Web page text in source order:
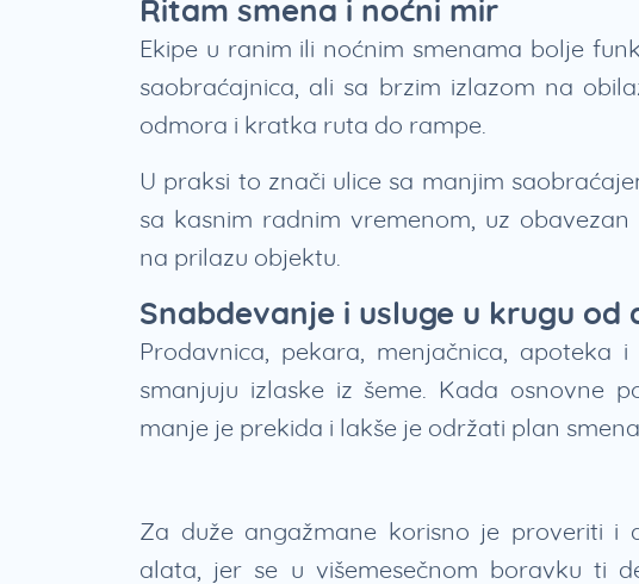
Ritam smena i noćni mir
Ekipe u ranim ili noćnim smenama bolje
saobraćajnica, ali sa brzim izlazom na
odmora i kratka ruta do rampe.
U praksi to znači ulice sa manjim
sa kasnim radnim vremenom, uz
na prilazu objektu.
Snabdevanje i usluge u krugu od
Prodavnica, pekara, menjačnica, apoteka
smanjuju izlaske iz šeme. Kada osnovne
manje je prekida i lakše je održati plan
Za duže angažmane korisno je proveriti i
alata, jer se u višemesečnom boravku ti